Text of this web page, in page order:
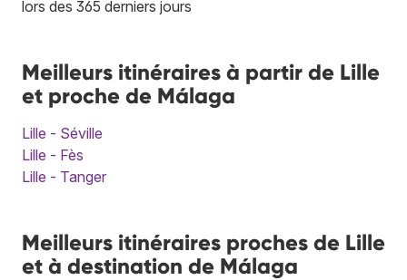
lors des 365 derniers jours
Meilleurs itinéraires à partir de Lille
et proche de Málaga
Lille - Séville
Lille - Fès
Lille - Tanger
Meilleurs itinéraires proches de Lille
et à destination de Málaga